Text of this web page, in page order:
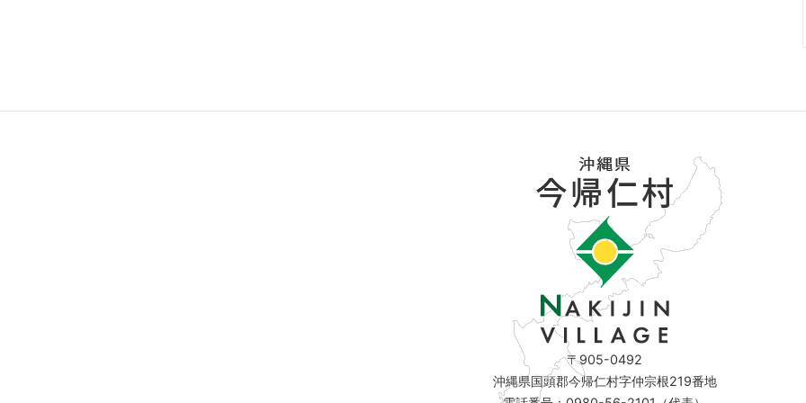
〒905-0492
沖縄県国頭郡今帰仁村字仲宗根219番地